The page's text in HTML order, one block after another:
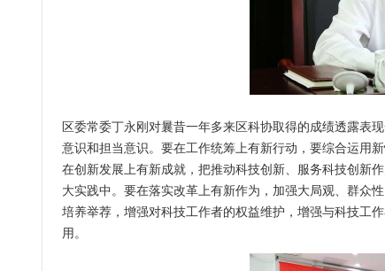
区委常委丁永刚对曩昔一年多来区科协取得的成绩透露表
意识和担当意识。要在工作统筹上有新行动，要综合运用
在创新发展上有新成就，把推动科技创新、服务科技创新
大实践中。要在落实改革上有新作为，加强大局观、群众
培养举荐，增强对科技工作者的权益维护，增强与科技工
用。